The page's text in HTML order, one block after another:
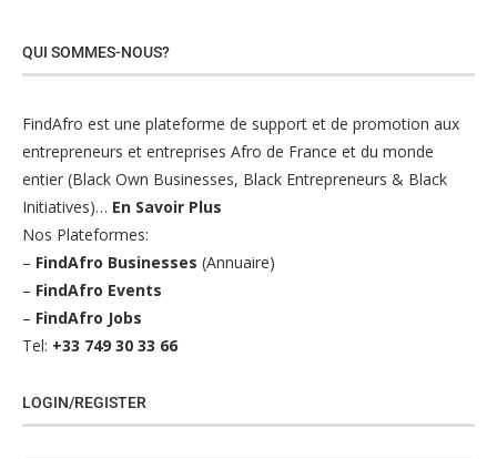
QUI SOMMES-NOUS?
FindAfro est une plateforme de support et de promotion aux
entrepreneurs et entreprises Afro de France et du monde
entier (Black Own Businesses, Black Entrepreneurs & Black
Initiatives)… En Savoir Plus
Nos Plateformes:
– FindAfro Businesses (Annuaire)
– FindAfro Events
– FindAfro Jobs
Tel: +33 749 30 33 66
LOGIN/REGISTER